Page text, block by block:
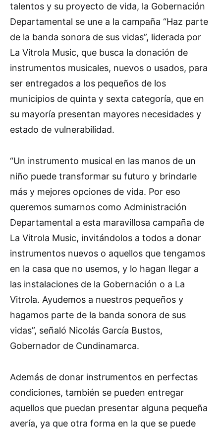
talentos y su proyecto de vida, la Gobernación
Departamental se une a la campaña “Haz parte
de la banda sonora de sus vidas”, liderada por
La Vitrola Music, que busca la donación de
instrumentos musicales, nuevos o usados, para
ser entregados a los pequeños de los
municipios de quinta y sexta categoría, que en
su mayoría presentan mayores necesidades y
estado de vulnerabilidad.
“Un instrumento musical en las manos de un
niño puede transformar su futuro y brindarle
más y mejores opciones de vida. Por eso
queremos sumarnos como Administración
Departamental a esta maravillosa campaña de
La Vitrola Music, invitándolos a todos a donar
instrumentos nuevos o aquellos que tengamos
en la casa que no usemos, y lo hagan llegar a
las instalaciones de la Gobernación o a La
Vitrola. Ayudemos a nuestros pequeños y
hagamos parte de la banda sonora de sus
vidas”, señaló Nicolás García Bustos,
Gobernador de Cundinamarca.
Además de donar instrumentos en perfectas
condiciones, también se pueden entregar
aquellos que puedan presentar alguna pequeña
avería, ya que otra forma en la que se puede